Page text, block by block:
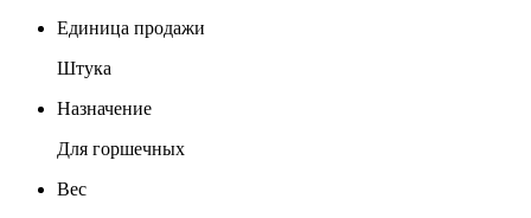
Единица продажи
Штука
Назначение
Для горшечных
Вес